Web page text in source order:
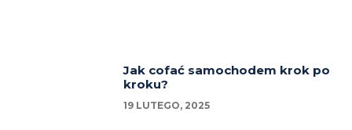
Jak cofać samochodem krok po
kroku?
19 LUTEGO, 2025